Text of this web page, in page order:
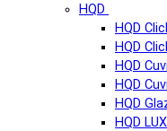
HQD
HQD
HQD
HQD
HQD
HQD
HQD